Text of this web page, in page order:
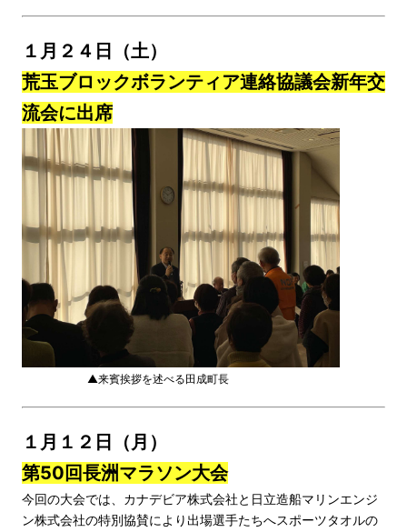
１月２４日（土）
荒玉ブロックボランティア連絡協議会新年交
流会に出席
▲来賓挨拶を述べる田成町長
１月１２日（月）
第50回長洲マラソン大会
今回の大会では、カナデビア株式会社と日立造船マリンエンジ
ン株式会社の特別協賛により出場選手たちへスポーツタオルの